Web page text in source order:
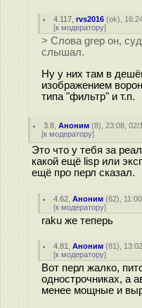
4.117 ,rvs2016 (ok),
[к модератору]
> Слова grep он,
слышал.
Ну у них там в
изображением
типа "фильтр" и т.п.
3.8 ,Аноним (8), 23:08, 02/
[к модератору]
Это что у тебя за
какой ещё lisp или
ещё про перл сказал.
4.62 ,Аноним (62),
[к модератору]
raku же теперь
4.81 ,Аноним (81),
[к модератору]
Вот перл жалко,
однострочниках, а
менее мощные и